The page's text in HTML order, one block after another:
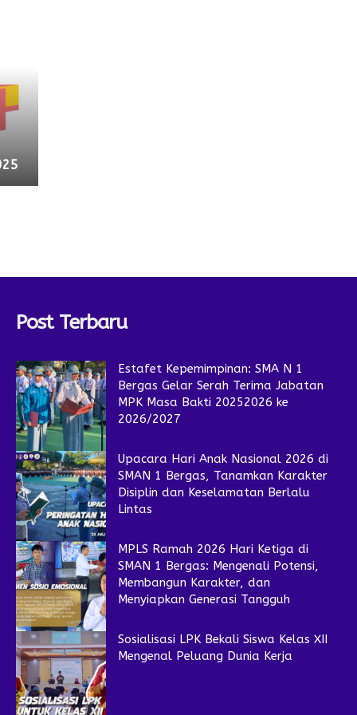
Post Terbaru
Estafet Kepemimpinan: SMA N 1
Bergas Gelar Serah Terima Jabatan
MPK Masa Bakti 20252026 ke
2026/2027
Upacara Hari Anak Nasional 2026 di
SMAN 1 Bergas, Tanamkan Karakter
Disiplin dan Keselamatan Berlalu
Lintas
MPLS Ramah 2026 Hari Ketiga di
SMAN 1 Bergas: Mengenali Potensi,
Membangun Karakter, dan
Menyiapkan Generasi Tangguh
Sosialisasi LPK Bekali Siswa Kelas XII
Mengenal Peluang Dunia Kerja